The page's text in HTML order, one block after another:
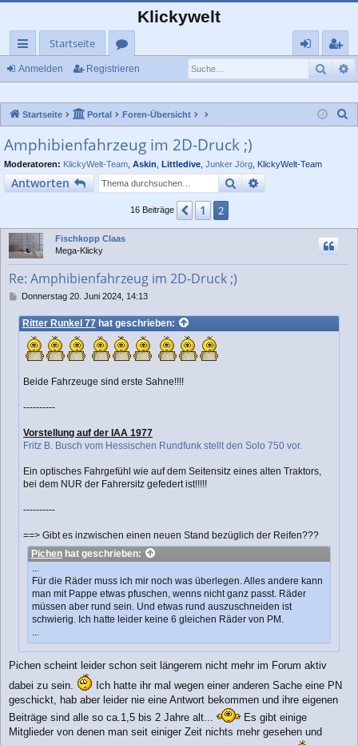
Klickywelt
ch
llz
ug
rif
f
Startseite
or
n
eg
rie
Anmelden Registrieren
Startseite Portal Foren-Übersicht
Amphibienfahrzeug im 2D-Druck ;)
Moderatoren: KlickyWelt-Team Askin Littledive Junker Jörg KlickyWelt-Team
Antworten SucheErweiterte Suche
16 Beiträge Vorherige
1 2
Fischkopp Claas
Mega-Klicky
Re: Amphibienfahrzeug im 2D-Druck ;)
B
i
t
Donnerstag 20. Juni 2024, 14:13
Ritter Runkel 77hat geschrieben:
Beide Fahrzeuge sind erste Sahne!!!!
----------
Vorstellung auf der IAA 1977
Fritz B. Busch vom Hessischen Rundfunk stellt den Solo 750 vor.
Ein optisches Fahrgefühl wie auf dem Seitensitz eines alten Traktors,
bei dem NUR der Fahrersitz gefedert ist!!!!!
----------
==> Gibt es inzwischen einen neuen Stand bezüglich der Reifen???
Pichenhat geschrieben:
...
Für die Räder muss ich mir noch was überlegen. Alles andere kann
man mit Pappe etwas pfuschen, wenns nicht ganz passt. Räder
müssen aber rund sein. Und etwas rund auszuschneiden ist
schwierig. Ich hatte leider keine 6 gleichen Räder von PM.
...
Pichen scheint leider schon seit längerem nicht mehr im Forum aktiv
dabei zu sein.
Ich hatte ihr mal wegen einer anderen Sache eine PN
geschickt, hab aber leider nie eine Antwort bekommen und ihre eigenen
Beiträge sind alle so ca.1,5 bis 2 Jahre alt...
Es gibt einige
Mitglieder von denen man seit einiger Zeit nichts mehr gesehen und